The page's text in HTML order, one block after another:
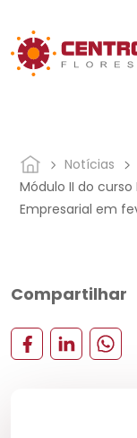
Notícias
Módulo II do
Empresarial em
Compartilhar